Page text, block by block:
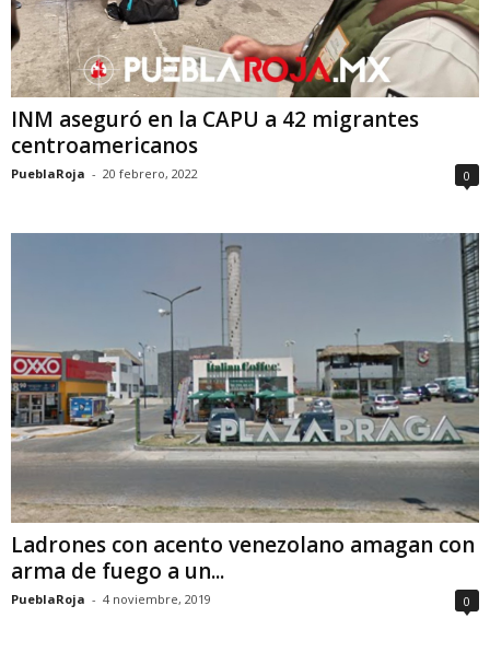
INM aseguró en la CAPU a 42 migrantes
centroamericanos
PueblaRoja - 20 febrero, 2022 0
Ladrones con acento venezolano amagan con
arma de fuego a un...
PueblaRoja - 4 noviembre, 2019 0